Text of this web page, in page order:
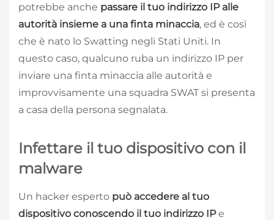
potrebbe anche passare il tuo indirizzo IP alle
autorità insieme a una finta minaccia, ed è così
che è nato lo Swatting negli Stati Uniti. In
questo caso, qualcuno ruba un indirizzo IP per
inviare una finta minaccia alle autorità e
improvvisamente una squadra SWAT si presenta
a casa della persona segnalata.
Infettare il tuo dispositivo con il
malware
Un hacker esperto può accedere al tuo
dispositivo conoscendo il tuo indirizzo IPe